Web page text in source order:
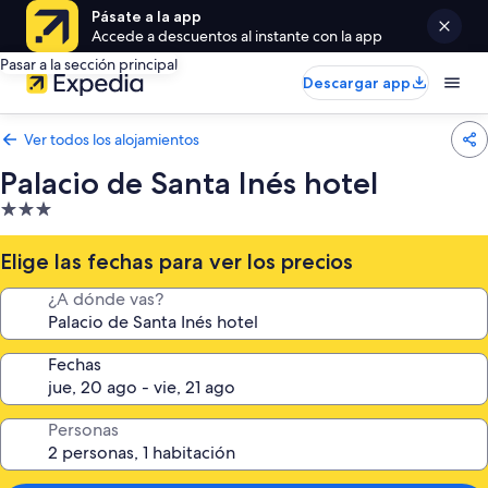
Pásate a la app
Accede a descuentos al instante con la app
Pasar a la sección principal
Descargar app
Ver todos los alojamientos
Palacio de Santa Inés hotel
Alojamiento
de
3.0 estrellas
Elige las fechas para ver los precios
¿A dónde vas?
Fechas
Personas